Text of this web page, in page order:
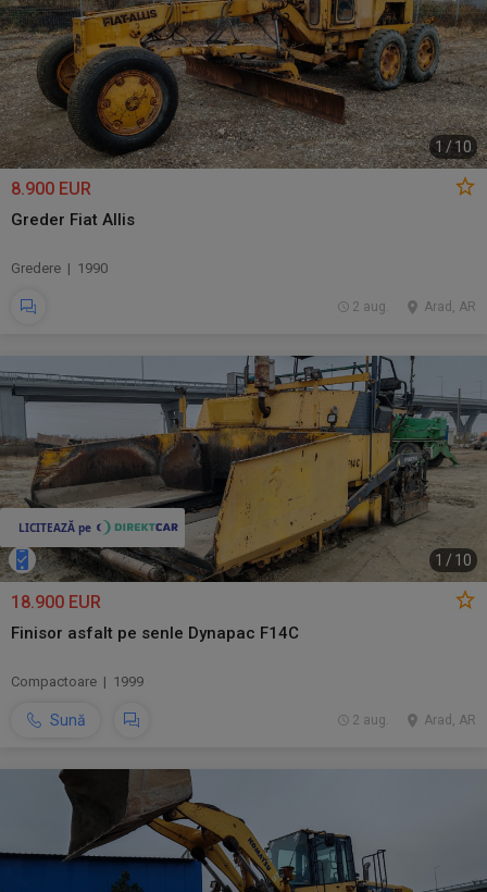
1 /10
8.900 EUR
Greder Fiat Allis
Gredere | 1990
Arad, AR
2 aug.
1 / 10
18.900 EUR
Finisor asfalt pe senle Dynapac F14C
Compactoare | 1999
Sună Arad, AR
2 aug.